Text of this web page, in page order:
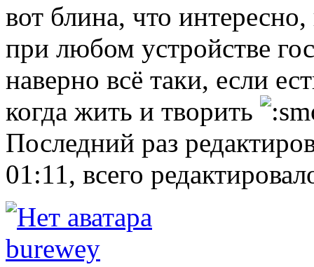
вот блина, что
при любом устройстве
наверно всё таки, если
когда жить и творить
Последний раз
01:11, всего
burewey